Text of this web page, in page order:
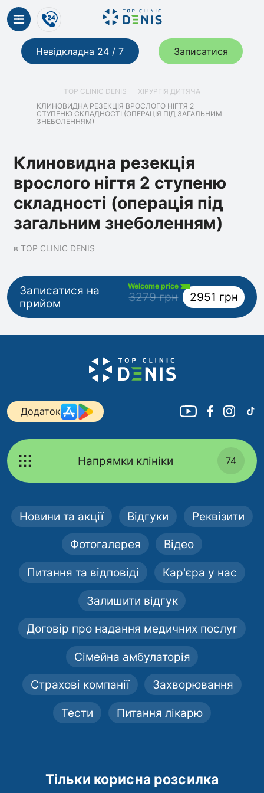
Невідкладна 24 / 7 Записатися
TOP CLINIC DENIS
ХІРУРГІЯ ДИТЯЧА
КЛИНОВИДНА РЕЗЕКЦІЯ ВРОСЛОГО НІГТЯ 2
СТУПЕНЮ СКЛАДНОСТІ (ОПЕРАЦІЯ ПІД ЗАГАЛЬНИМ
ЗНЕБОЛЕННЯМ)
Клиновидна резекція
врослого нігтя 2 ступеню
складності (операція під
загальним знеболенням)
в TOP CLINIC DENIS
Записатися на
прийом
Welcome price
3279 грн 2951 грн
Додаток
Напрямки клініки 74
Новини та акції Відгуки Реквізити
Фотогалерея Відео
Питання та відповіді Кар'єра у нас
Залишити відгук
Договір про надання медичних послуг
Сімейна амбулаторія
Страхові компанії Захворювання
Тести Питання лікарю
Тільки корисна розсилка